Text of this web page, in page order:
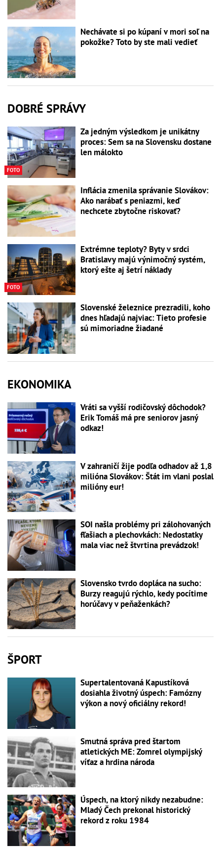
Nechávate si po kúpaní v mori soľ na
pokožke? Toto by ste mali vedieť
DOBRÉ SPRÁVY
FOTO
Za jedným výsledkom je unikátny
proces: Sem sa na Slovensku dostane
len málokto
Inflácia zmenila správanie Slovákov:
Ako narábať s peniazmi, keď
nechcete zbytočne riskovať?
FOTO
Extrémne teploty? Byty v srdci
Bratislavy majú výnimočný systém,
ktorý ešte aj šetrí náklady
Slovenské železnice prezradili, koho
dnes hľadajú najviac: Tieto profesie
sú mimoriadne žiadané
EKONOMIKA
Vráti sa vyšší rodičovský dôchodok?
Erik Tomáš má pre seniorov jasný
odkaz!
V zahraničí žije podľa odhadov až 1,8
milióna Slovákov: Štát im vlani poslal
milióny eur!
SOI našla problémy pri zálohovaných
fľašiach a plechovkách: Nedostatky
mala viac než štvrtina prevádzok!
Slovensko tvrdo dopláca na sucho:
Burzy reagujú rýchlo, kedy pocítime
horúčavy v peňaženkách?
ŠPORT
Supertalentovaná Kapustíková
dosiahla životný úspech: Famózny
výkon a nový oficiálny rekord!
Smutná správa pred štartom
atletických ME: Zomrel olympijský
víťaz a hrdina národa
Úspech, na ktorý nikdy nezabudne:
Mladý Čech prekonal historický
rekord z roku 1984